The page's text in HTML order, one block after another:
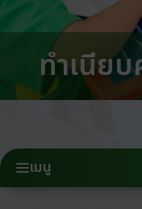
ทำเนีย
เมนู